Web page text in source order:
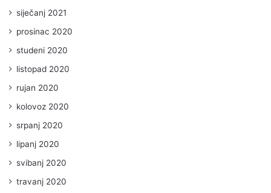
siječanj 2021
prosinac 2020
studeni 2020
listopad 2020
rujan 2020
kolovoz 2020
srpanj 2020
lipanj 2020
svibanj 2020
travanj 2020